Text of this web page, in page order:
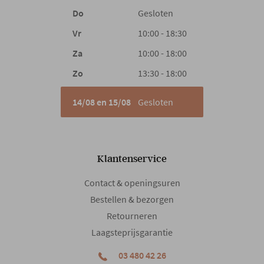
Do
Gesloten
Vr
10:00 - 18:30
Za
10:00 - 18:00
Zo
13:30 - 18:00
14/08 en 15/08 Gesloten
Klantenservice
Contact & openingsuren
Bestellen & bezorgen
Retourneren
Laagsteprijsgarantie
03 480 42 26